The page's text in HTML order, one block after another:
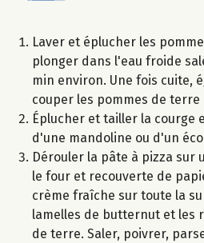
Laver et éplucher les
plonger dans l'eau froide
min environ. Une fois cuite,
couper les pommes de
Éplucher et tailler la courge
d'une mandoline ou d'un
Dérouler la pâte à pizza sur
le four et recouverte de
crème fraîche sur toute la
lamelles de butternut et les
de terre. Saler, poivrer,